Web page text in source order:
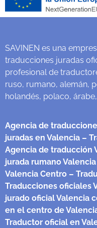
SAVINEN es una
traducciones juradas
profesional de
ruso, rumano, alemán,
holandés, polaco,
Agencia de
juradas en Valencia –
Agencia de traducción
jurada rumano
Valencia Centro –
Traducciones oficiales
jurado oficial Valencia
en el centro de
Traductor oficial en